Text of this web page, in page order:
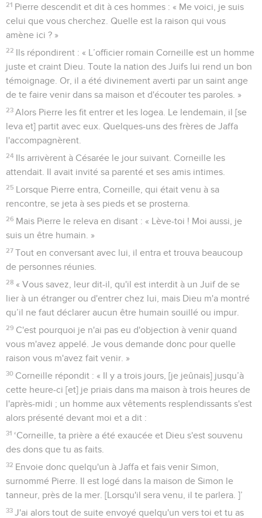
21 Pierre descendit et dit à ces hommes : « Me voici, je suis
celui que vous cherchez. Quelle est la raison qui vous
amène ici ? »
22 Ils répondirent : « L’officier romain Corneille est un homme
juste et craint Dieu. Toute la nation des Juifs lui rend un bon
témoignage. Or, il a été divinement averti par un saint ange
de te faire venir dans sa maison et d'écouter tes paroles. »
23 Alors Pierre les fit entrer et les logea. Le lendemain, il [se
leva et] partit avec eux. Quelques-uns des frères de Jaffa
l'accompagnèrent.
24 Ils arrivèrent à Césarée le jour suivant. Corneille les
attendait. Il avait invité sa parenté et ses amis intimes.
25 Lorsque Pierre entra, Corneille, qui était venu à sa
rencontre, se jeta à ses pieds et se prosterna.
26 Mais Pierre le releva en disant : « Lève-toi ! Moi aussi, je
suis un être humain. »
27 Tout en conversant avec lui, il entra et trouva beaucoup
de personnes réunies.
28 « Vous savez, leur dit-il, qu'il est interdit à un Juif de se
lier à un étranger ou d'entrer chez lui, mais Dieu m'a montré
qu’il ne faut déclarer aucun être humain souillé ou impur.
29 C'est pourquoi je n'ai pas eu d'objection à venir quand
vous m'avez appelé. Je vous demande donc pour quelle
raison vous m'avez fait venir. »
30 Corneille répondit : « Il y a trois jours, [je jeûnais] jusqu’à
cette heure-ci [et] je priais dans ma maison à trois heures de
l'après-midi ; un homme aux vêtements resplendissants s'est
alors présenté devant moi et a dit :
31 ‘Corneille, ta prière a été exaucée et Dieu s'est souvenu
des dons que tu as faits.
32 Envoie donc quelqu'un à Jaffa et fais venir Simon,
surnommé Pierre. Il est logé dans la maison de Simon le
tanneur, près de la mer. [Lorsqu'il sera venu, il te parlera. ]’
33 J'ai alors tout de suite envoyé quelqu'un vers toi et tu as